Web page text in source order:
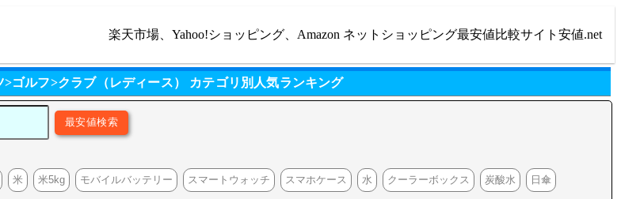
楽天市場、Yahoo!ショッピング、Amazon ネットショッピング最安値比較サイト安値.net
ゴルフ>クラブ（レディース） カテゴリ別人気ランキング
米 米5kg モバイルバッテリー スマートウォッチ スマホケース 水 クーラーボックス 炭酸水 日傘